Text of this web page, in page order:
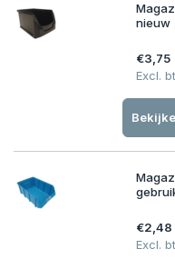
nieuw
€3,75
Excl.
€2,48
Excl.